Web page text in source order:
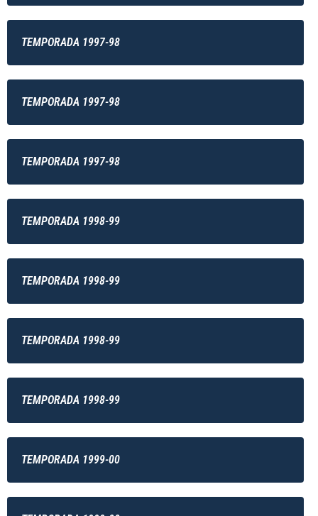
TEMPORADA 1997-98
TEMPORADA 1997-98
TEMPORADA 1997-98
TEMPORADA 1998-99
TEMPORADA 1998-99
TEMPORADA 1998-99
TEMPORADA 1998-99
TEMPORADA 1999-00